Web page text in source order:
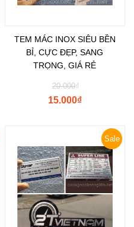
TEM MÁC INOX SIÊU BỀN
BỈ, CỰC ĐẸP, SANG
TRỌNG, GIÁ RẺ
₫
20.000
₫
15.000
Sale